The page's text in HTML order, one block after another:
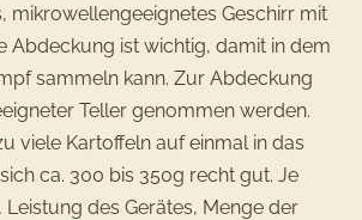
mikrowellengeeignetes Geschirr mit
Abdeckung ist wichtig, damit in dem
sammeln kann. Zur Abdeckung
Teller genommen werden.
viele Kartoffeln auf einmal in das
ca. 300 bis 350g recht gut. Je
des Gerätes, Menge der